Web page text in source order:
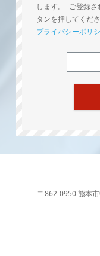
します。 ご登録さ
タンを押してくだ
プライバシーポリ
〒862-0950 熊本